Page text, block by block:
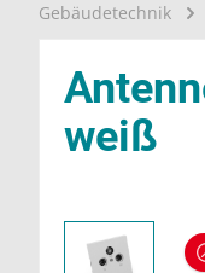
Gebäudetechnik
weiß